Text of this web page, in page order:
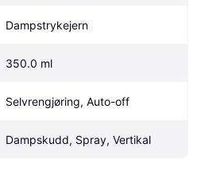
Dampstrykejern
350.0 ml
Selvrengjøring, Auto-off
Dampskudd, Spray, Vertikal